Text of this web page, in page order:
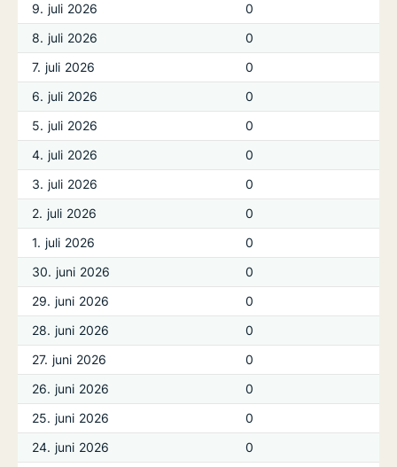
9. juli 2026
0
8. juli 2026
0
7. juli 2026
0
6. juli 2026
0
5. juli 2026
0
4. juli 2026
0
3. juli 2026
0
2. juli 2026
0
1. juli 2026
0
30. juni 2026
0
29. juni 2026
0
28. juni 2026
0
27. juni 2026
0
26. juni 2026
0
25. juni 2026
0
24. juni 2026
0